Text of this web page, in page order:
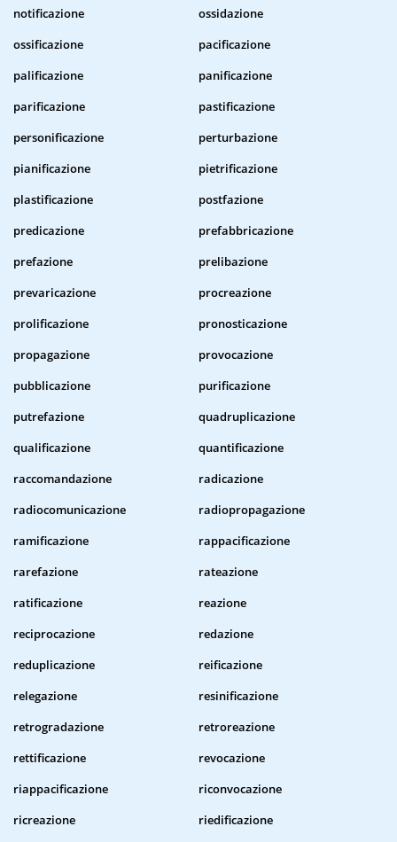
notificazione
ossidazione
ossificazione
pacificazione
palificazione
panificazione
parificazione
pastificazione
personificazione
perturbazione
pianificazione
pietrificazione
plastificazione
postfazione
predicazione
prefabbricazione
prefazione
prelibazione
prevaricazione
procreazione
prolificazione
pronosticazione
propagazione
provocazione
pubblicazione
purificazione
putrefazione
quadruplicazione
qualificazione
quantificazione
raccomandazione
radicazione
radiocomunicazione
radiopropagazione
ramificazione
rappacificazione
rarefazione
rateazione
ratificazione
reazione
reciprocazione
redazione
reduplicazione
reificazione
relegazione
resinificazione
retrogradazione
retroreazione
rettificazione
revocazione
riappacificazione
riconvocazione
ricreazione
riedificazione